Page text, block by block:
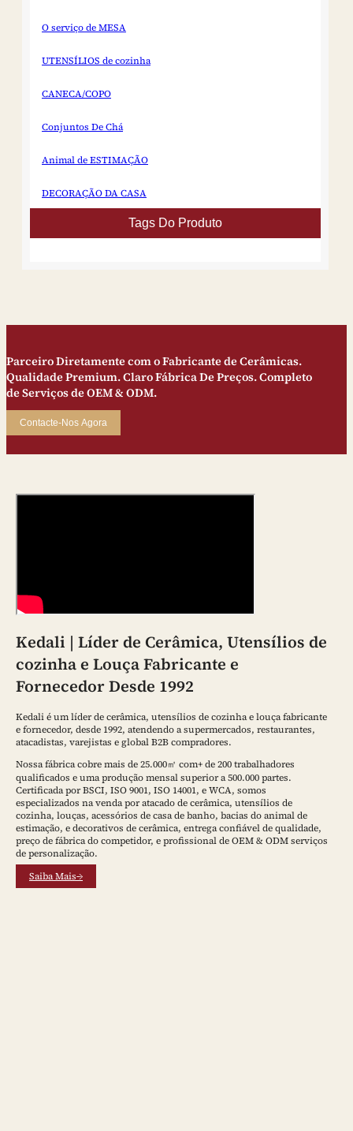
O serviço de MESA
UTENSÍLIOS de cozinha
CANECA/COPO
Conjuntos De Chá
Animal de ESTIMAÇÃO
DECORAÇÃO DA CASA
Tags Do Produto
Parceiro Diretamente com o Fabricante de Cerâmicas.
Qualidade Premium. Claro Fábrica De Preços. Completo
de Serviços de OEM & ODM.
Contacte-Nos Agora
Kedali | Líder de Cerâmica, Utensílios de
cozinha e Louça Fabricante e
Fornecedor Desde 1992
Kedali é um líder de cerâmica, utensílios de cozinha e louça fabricante
e fornecedor, desde 1992, atendendo a supermercados, restaurantes,
atacadistas, varejistas e global B2B compradores.
Nossa fábrica cobre mais de 25.000㎡ com+ de 200 trabalhadores
qualificados e uma produção mensal superior a 500.000 partes.
Certificada por BSCI, ISO 9001, ISO 14001, e WCA, somos
especializados na venda por atacado de cerâmica, utensílios de
cozinha, louças, acessórios de casa de banho, bacias do animal de
estimação, e decorativos de cerâmica, entrega confiável de qualidade,
preço de fábrica do competidor, e profissional de OEM & ODM serviços
de personalização.
Saiba Mais→